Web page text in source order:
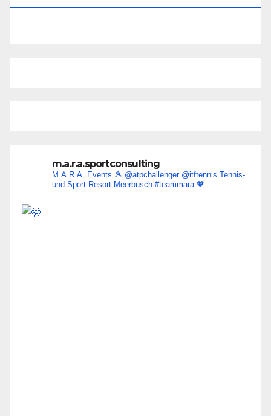
m.a.r.a.sportconsulting
M.A.R.A. Events 🎾 @atpchallenger @itftennis Tennis-
und Sport Resort Meerbusch #teammara 🧡